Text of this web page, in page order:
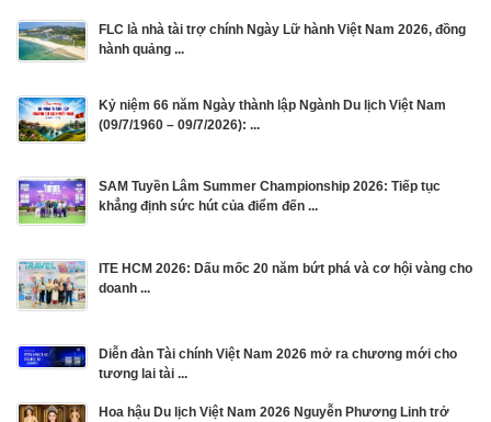
FLC là nhà tài trợ chính Ngày Lữ hành Việt Nam 2026, đồng
hành quảng ...
Kỷ niệm 66 năm Ngày thành lập Ngành Du lịch Việt Nam
(09/7/1960 – 09/7/2026): ...
SAM Tuyền Lâm Summer Championship 2026: Tiếp tục
khẳng định sức hút của điểm đến ...
ITE HCM 2026: Dấu mốc 20 năm bứt phá và cơ hội vàng cho
doanh ...
Diễn đàn Tài chính Việt Nam 2026 mở ra chương mới cho
tương lai tài ...
Hoa hậu Du lịch Việt Nam 2026 Nguyễn Phương Linh trở